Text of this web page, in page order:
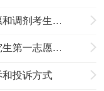
2017年河北工业大学考研第一志愿和调剂考生复试须知
2017年河北工业大学考研硕士研究生第一志愿考生复试名单
投诉方式